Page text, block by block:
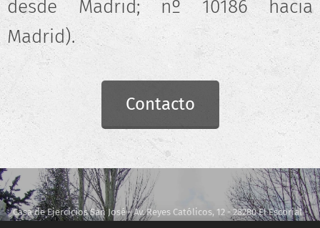
desde Madrid; nº 10186 hacia
Madrid).
Contacto
Casa de Ejercicios San José - Av. Reyes Católicos, 12 - 28280 El Escorial -